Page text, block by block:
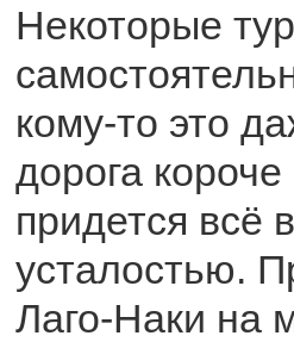
Некоторые
кому-то это
дорога
придется всё
усталостью.
Лаго-Наки на